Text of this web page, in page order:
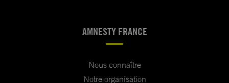
AMNESTY FRANCE
Nous connaître
Notre organisation